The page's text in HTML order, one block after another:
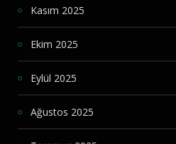
Kasım 2025
Ekim 2025
Eylül 2025
Ağustos 2025